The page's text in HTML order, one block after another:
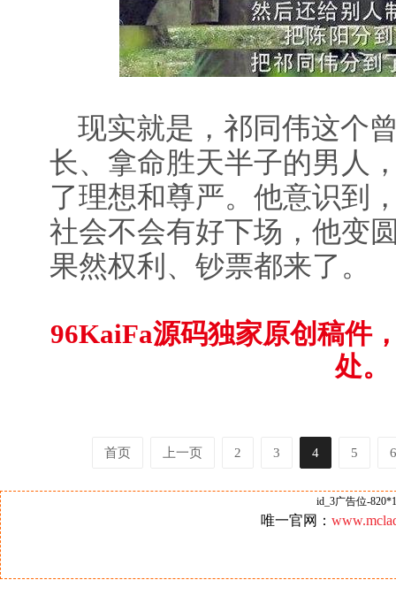
现实就是，祁同伟这个
长、拿命胜天半子的男人
了理想和尊严。他意识到
社会不会有好下场，他变
果然权利、钞票都来了。
96KaiFa源码独家原创稿件
处。
首页 上一页 2 3 4 5 6
id_3广告位-
唯一官网：